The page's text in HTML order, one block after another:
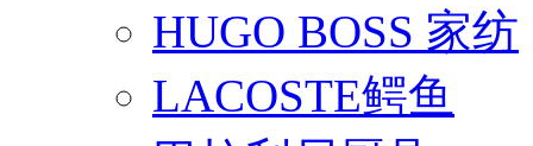
HUGO BOSS 家纺
LACOSTE鳄鱼